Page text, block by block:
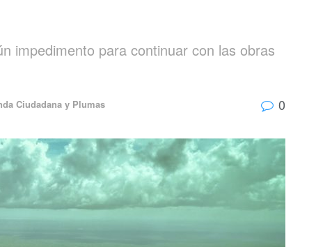
impedimento para continuar con las obras
Ciudadana y Plumas 0